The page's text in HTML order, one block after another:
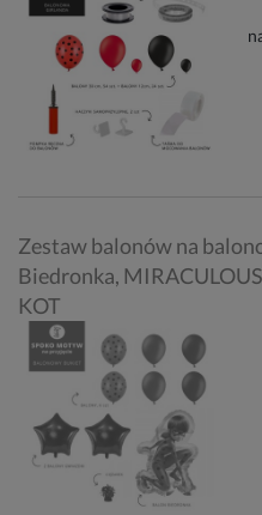
Zestaw balonów na
Biedronka,
KOT